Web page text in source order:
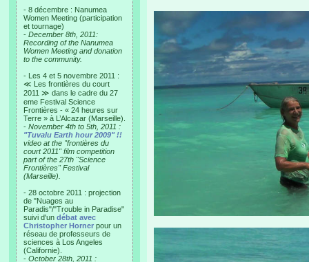
- 8 décembre : Nanumea
Women Meeting (participation
et tournage)
- December 8th, 2011:
Recording of the Nanumea
Women Meeting and donation
to the community.
- Les 4 et 5 novembre 2011 :
≪ Les frontières du court
2011 ≫ dans le cadre du 27
eme Festival Science
Frontières - « 24 heures sur
Terre » à L’Alcazar (Marseille).
- November 4th to 5th, 2011 :
"Tuvalu Earth hour 2009" !!
video at the "frontières du
court 2011" film competition
part of the 27th "Science
Frontières" Festival
(Marseille).
- 28 octobre 2011 : projection
de "Nuages au
Paradis"/"Trouble in Paradise"
suivi d'un débat avec
Christopher Horner pour un
réseau de professeurs de
sciences à Los Angeles
(Californie).
- October 28th, 2011 :